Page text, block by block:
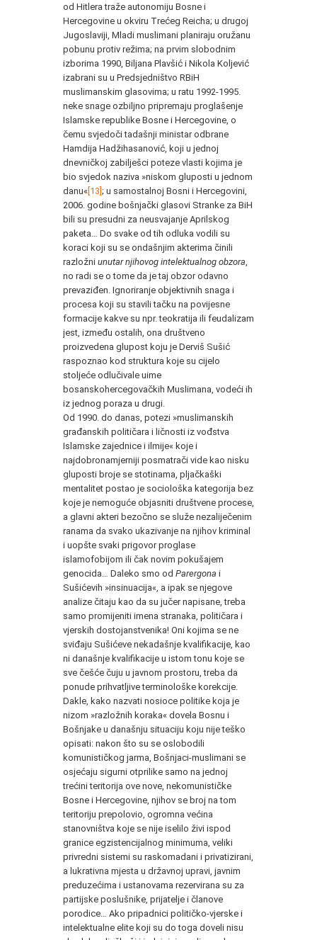
od Hitlera traže autonomiju Bosne i
Hercegovine u okviru Trećeg Reicha; u drugoj
Jugoslaviji, Mladi muslimani planiraju oružanu
pobunu protiv režima; na prvim slobodnim
izborima 1990, Biljana Plavšić i Nikola Koljević
izabrani su u Predsjedništvo RBiH
muslimanskim glasovima; u ratu 1992-1995.
neke snage ozbiljno pripremaju proglašenje
Islamske republike Bosne i Hercegovine, o
čemu svjedoči tadašnji ministar odbrane
Hamdija Hadžihasanović, koji u jednoj
dnevničkoj zabilješci poteze vlasti kojima je
bio svjedok naziva »niskom gluposti u jednom
danu« [13] ; u samostalnoj Bosni i Hercegovini,
2006. godine bošnjački glasovi Stranke za BiH
bili su presudni za neusvajanje Aprilskog
paketa… Do svake od tih odluka vodili su
koraci koji su se ondašnjim akterima činili
razložni unutar njihovog intelektualnog obzora
no radi se o tome da je taj obzor odavno
prevaziđen. Ignoriranje objektivnih snaga i
procesa koji su stavili tačku na povijesne
formacije kakve su npr. teokratija ili feudalizam
jest, između ostalih, ona društveno
proizvedena glupost koju je Derviš Sušić
raspoznao kod struktura koje su cijelo
stoljeće odlučivale uime
bosanskohercegovačkih Muslimana, vodeći ih
iz jednog poraza u drugi.
Od 1990. do danas, potezi »muslimanskih
građanskih političara i ličnosti iz vođstva
Islamske zajednice i ilmije« koje i
najdobronamjerniji posmatrači vide kao nisku
gluposti broje se stotinama, pljačkaški
mentalitet postao je sociološka kategorija bez
koje je nemoguće objasniti društvene procese,
a glavni akteri bezočno se služe nezaliječenim
ranama da svako ukazivanje na njihov kriminal
i uopšte svaki prigovor proglase
islamofobijom ili čak novim pokušajem
genocida… Daleko smo od Parergona i
Sušićevih »insinuacija«, a ipak se njegove
analize čitaju kao da su jučer napisane, treba
samo promijeniti imena stranaka, političara i
vjerskih dostojanstvenika! Oni kojima se ne
sviđaju Sušićeve nekadašnje kvalifikacije, kao
ni današnje kvalifikacije u istom tonu koje se
sve češće čuju u javnom prostoru, treba da
ponude prihvatljive terminološke korekcije.
Dakle, kako nazvati nosioce politike koja je
nizom »razložnih koraka« dovela Bosnu i
Bošnjake u današnju situaciju koju nije teško
opisati: nakon što su se oslobodili
komunističkog jarma, Bošnjaci-muslimani se
osjećaju sigurni otprilike samo na jednoj
trećini teritorija ove nove, nekomunističke
Bosne i Hercegovine, njihov se broj na tom
teritoriju prepolovio, ogromna većina
stanovništva koje se nije iselilo živi ispod
granice egzistencijalnog minimuma, veliki
privredni sistemi su raskomadani i privatizirani,
a lukrativna mjesta u državnoj upravi, javnim
preduzećima i ustanovama rezervirana su za
partijske poslušnike, prijatelje i članove
porodice… Ako pripadnici političko-vjerske i
intelektualne elite koji su do toga doveli nisu